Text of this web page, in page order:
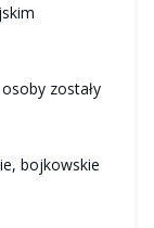
zostały
bojkowskie